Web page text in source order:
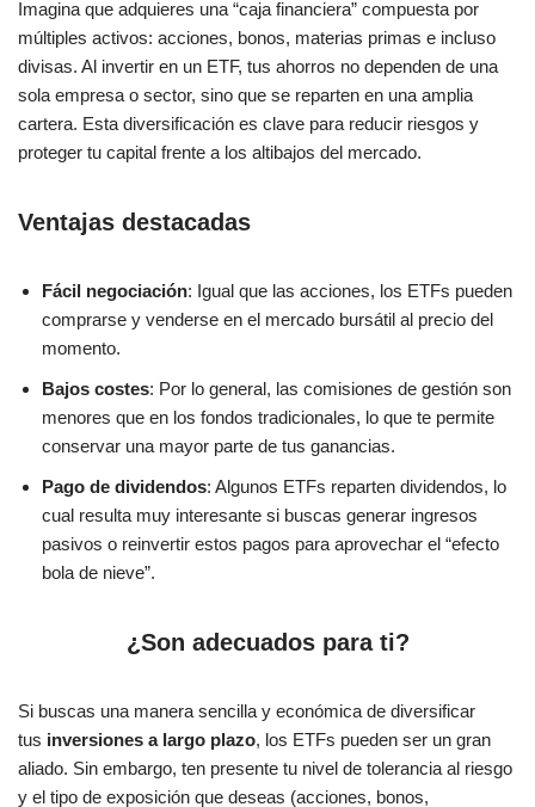
Imagina que adquieres una “caja financiera” compuesta por
múltiples activos: acciones, bonos, materias primas e incluso
divisas. Al invertir en un ETF, tus ahorros no dependen de una
sola empresa o sector, sino que se reparten en una amplia
cartera. Esta diversificación es clave para reducir riesgos y
proteger tu capital frente a los altibajos del mercado.
Ventajas destacadas
Fácil negociación: Igual que las acciones, los ETFs pueden
comprarse y venderse en el mercado bursátil al precio del
momento.
Bajos costes: Por lo general, las comisiones de gestión son
menores que en los fondos tradicionales, lo que te permite
conservar una mayor parte de tus ganancias.
Pago de dividendos: Algunos ETFs reparten dividendos, lo
cual resulta muy interesante si buscas generar ingresos
pasivos o reinvertir estos pagos para aprovechar el “efecto
bola de nieve”.
¿Son adecuados para ti?
Si buscas una manera sencilla y económica de diversificar
tus inversiones a largo plazo, los ETFs pueden ser un gran
aliado. Sin embargo, ten presente tu nivel de tolerancia al riesgo
y el tipo de exposición que deseas (acciones, bonos,